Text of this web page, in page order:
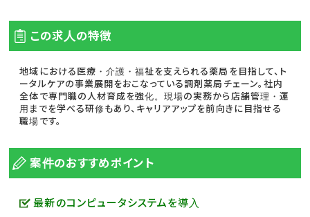
この求人の特徴
地域における医療・介護・福祉を支えられる薬局を目指して、ト
ータルケアの事業展開をおこなっている調剤薬局チェーン。社内
全体で専門職の人材育成を強化。現場の実務から店舗管理・運
用までを学べる研修もあり、キャリアアップを前向きに目指せる
職場です。
案件のおすすめポイント
最新のコンピュータシステムを導入